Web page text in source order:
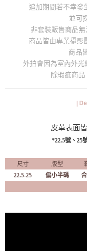
追加期間若不幸發
並可
非套裝販售商品
商品皆由專業攝影
商品
外拍會因為室內外光
除瑕疵商品
|
皮革表面
*22.5號、25
尺寸
版型
22.5-25
偏小半碼